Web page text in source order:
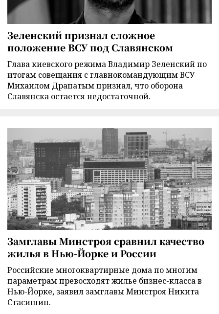
Зеленский признал сложное
положение ВСУ под Славянском
Глава киевского режима Владимир Зеленский по
итогам совещания с главнокомандующим ВСУ
Михаилом Драпатым признал, что оборона
Славянска остается недостаточной.
Замглавы Минстроя сравнил качество
жилья в Нью-Йорке и России
Российские многоквартирные дома по многим
параметрам превосходят жилье бизнес-класса в
Нью-Йорке, заявил замглавы Минстроя Никита
Стасишин.